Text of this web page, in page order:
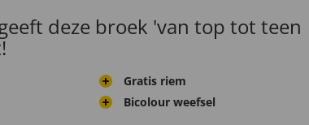
deze broek 'van top tot teen
Gratis riem
Bicolour weefsel